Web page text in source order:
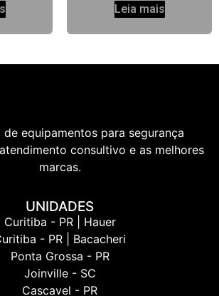
Leia mais
equipamentos para segurança
consultivo e as melhores
marcas.
UNIDADES
Curitiba - PR | Hauer
- PR | Bacacheri
Ponta Grossa - PR
Joinville - SC
Cascavel - PR